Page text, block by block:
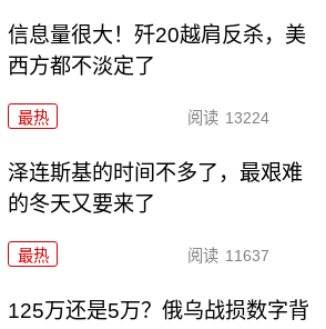
信息量很大！歼20越肩反杀，美
西方都不淡定了
最热 阅读 13224
泽连斯基的时间不多了，最艰难
的冬天又要来了
最热 阅读 11637
125万还是5万？俄乌战损数字背